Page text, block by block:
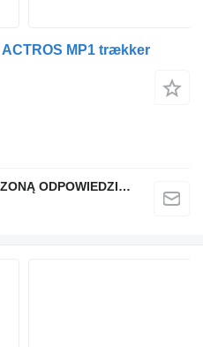
MP1 trækker
QINDITO SPÓŁKA Z OGRANICZONĄ ODPOWIEDZIALNOŚCIĄ